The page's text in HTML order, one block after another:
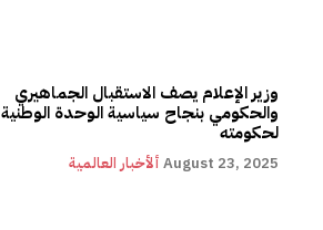
وزير الإعلام يصف الاستقبال الجماهيري
والحكومي بنجاح سياسية الوحدة الوطنية
لحكومته
ألأخبار العالمية August 23, 2025